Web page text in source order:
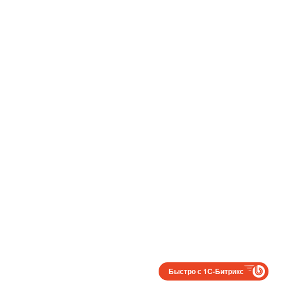
Быстро с 1С-Битрикс